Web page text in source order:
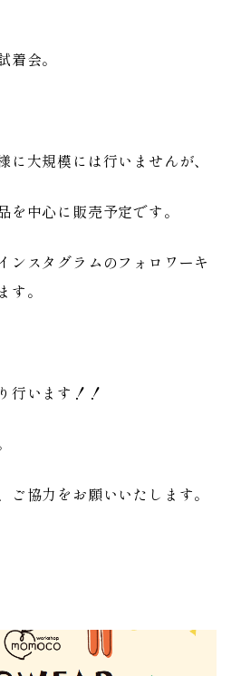
着会。
に大規模には行いませんが、
を中心に販売予定です。
ンスタグラムのフォロワーキ
す。
行います！！
ご協力をお願いいたします。